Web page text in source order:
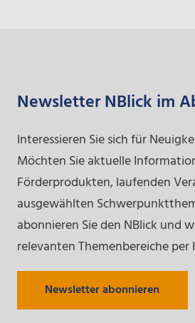
Newsletter NBlick im
Interessieren Sie sich für
Möchten Sie aktuelle
Förderprodukten, laufenden
ausgewählten
abonnieren Sie den NBlick und
relevanten Themenbereiche per
Newsletter abonnieren